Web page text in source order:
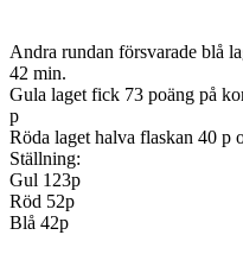
Andra rundan försvarade blå
42 min.
Gula laget fick 73 poäng på
p
Röda laget halva flaskan 40 p
Ställning:
Gul 123p
Röd 52p
Blå 42p